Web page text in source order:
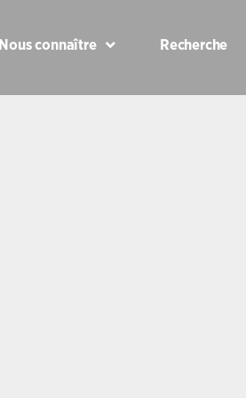
Nous connaître Recherche